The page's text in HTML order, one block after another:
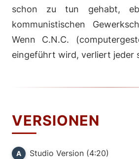
schon zu tun gehabt,
kommunistischen
Wenn C.N.C.
eingeführt wird, verliert jeder
VERSIONEN
A Studio Version (4:20)